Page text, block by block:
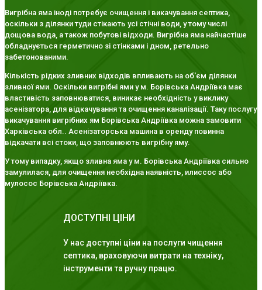
Вигрібна яма іноді потребує очищення і викачування септика,
оскільки з ділянки туди стікають усі стічні води, у тому числі
дощова вода, а також побутові відходи. Вигрібна яма найчастіше
обладнується герметично зі стінками і дном, ретельно
забетонованими.
Кількість рідких зливних відходів впливають на об'єм ділянки
зливної ями. Оскільки вигрібні ями у м. Борівська Андріївка має
властивість заповнюватися, виникає необхідність у виклику
асенізатора, для відкачування та очищення каналізації. Таку послугу
викачування вигрібних ям Борівська Андріївка можна замовити
Харківська обл.. Асенізаторська машина в оренду повинна
відкачати всі стоки, що заповнюють вигрібну яму.
У тому випадку, якщо зливна яма у м. Борівська Андріївка сильно
замулилася, для очищення необхідна наявність, илиссос або
мулосос Борівська Андріївка.
ДОСТУПНІ ЦІНИ
У нас доступні ціни на послуги чищення
септика, враховуючи витрати на техніку,
інструменти та ручну працю.